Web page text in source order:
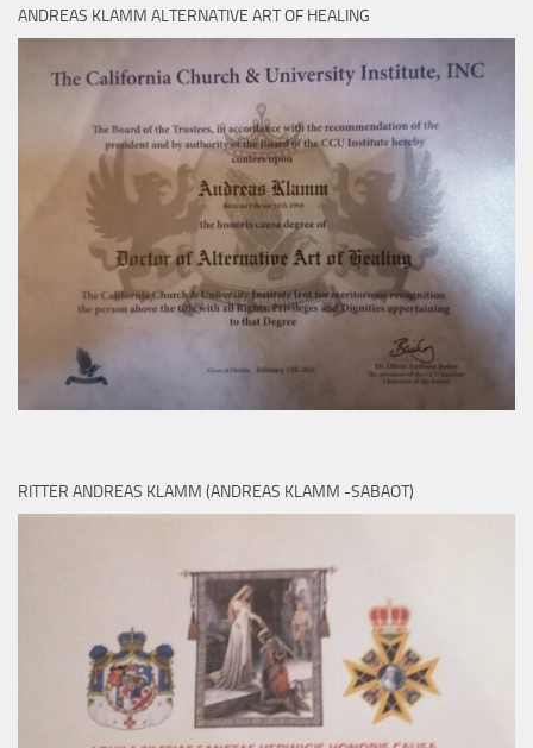
ANDREAS KLAMM ALTERNATIVE ART OF HEALING
RITTER ANDREAS KLAMM (ANDREAS KLAMM -SABAOT)